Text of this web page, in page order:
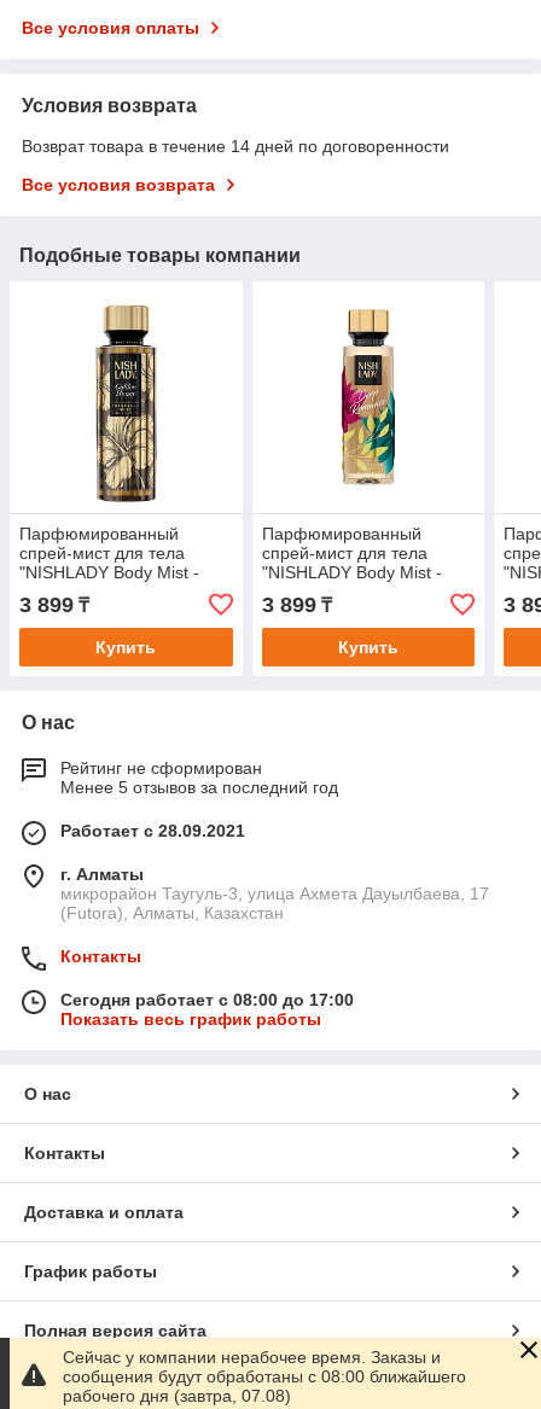
Все условия оплаты
Условия возврата
Возврат товара в течение 14 дней по договоренности
Все условия возврата
Подобные товары компании
Парфюмированный
спрей-мист для тела
"NISHLADY Body Mist -
Golden Honey".
3 899 ₸
Купить
Парфюмированный
спрей-мист для тела
"NISHLADY Body Mist -
Deep Romance".
3 899₸
Купить
3
О нас
Рейтинг не сформирован
Менее 5 отзывов за последний год
Работает с 28.09.2021
г. Алматы
микрорайон Таугуль-3, улица Ахмета Дауылбаева, 17
(Futora), Алматы, Казахстан
Контакты
Сегодня работает с 08:00 до 17:00
Показать весь график работы
О нас
Контакты
Доставка и оплата
График работы
Полная версия сайта
Сайт создан на маркетплейсеSatu.kz
Сейчас у компании нерабочее время. Заказы и
сообщения будут обработаны с 08:00 ближайшего
рабочего дня (завтра, 07.08)